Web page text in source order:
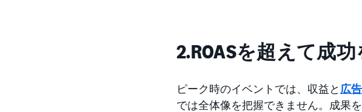
2.ROASを超えて成
ピーク時のイベントでは、収益と 広
では全体像を把握できません。成果